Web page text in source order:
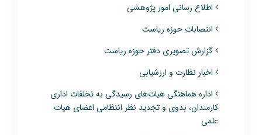
اطلاع‌ رسانی امور پژوهشی
انتصابات حوزه ریاست
گزارش تصویری دفتر حوزه ریاست
اخبار نظارت و ارزشیابی
اداره هماهنگی هیات‌های رسیدگی به تخلفات اداری
کارمندان، بدوی و تجدید نظر انتظامی اعضای هیات
علمی